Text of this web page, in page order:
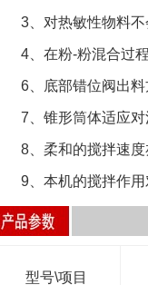
3、对热敏性物料不
4、在粉-粉混合过程
6、底部错位阀出料
7、锥形筒体适应对
8、柔和的搅拌速度
9、本机的搅拌作用
型号\项目